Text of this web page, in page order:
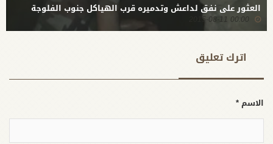
العثور على نفق لداعش وتدميره قرب الهياكل جنوب الفلوجة
00:00 2015-08-11
اترك تعلیق
الاسم *